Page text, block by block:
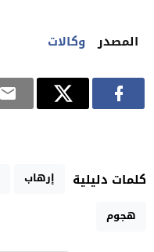
المصدر وكالات
كلمات دليلية إرهاب
هجوم